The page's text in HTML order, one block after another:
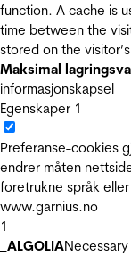
function. A cache is
time between the
stored on the
Maksimal
informasjonskapsel
Egenskaper 1
Preferanse-cookies
endrer måten
foretrukne språk
www.garnius.no
1
_ALGOLIA